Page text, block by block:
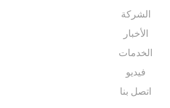
الشركة
بنا